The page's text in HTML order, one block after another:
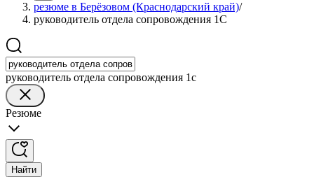
резюме в Берёзовом (Краснодарский край)/
руководитель отдела сопровождения 1С
руководитель отдела сопровождения 1с
Резюме
Найти